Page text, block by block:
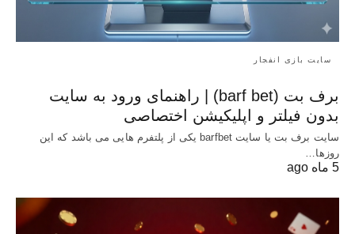
سایت بازی انفجار
برف بت (barf bet) | راهنمای ورود به سایت
بدون فیلتر و اپلیکیشن اختصاصی
سایت برف بت یا سایت barfbet یکی از پلتفرم‌ هایی می باشد که این
روزها…
5 ماه ago